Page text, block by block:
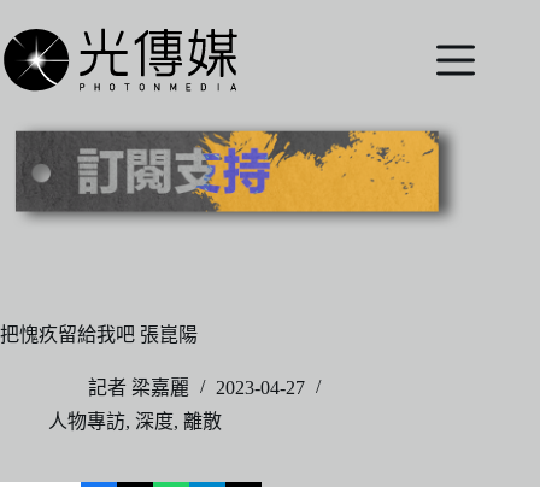
至
主
內
把愧疚留給我吧 張崑陽
記者 梁嘉麗
2023-04-27
人物專訪, 深度, 離散